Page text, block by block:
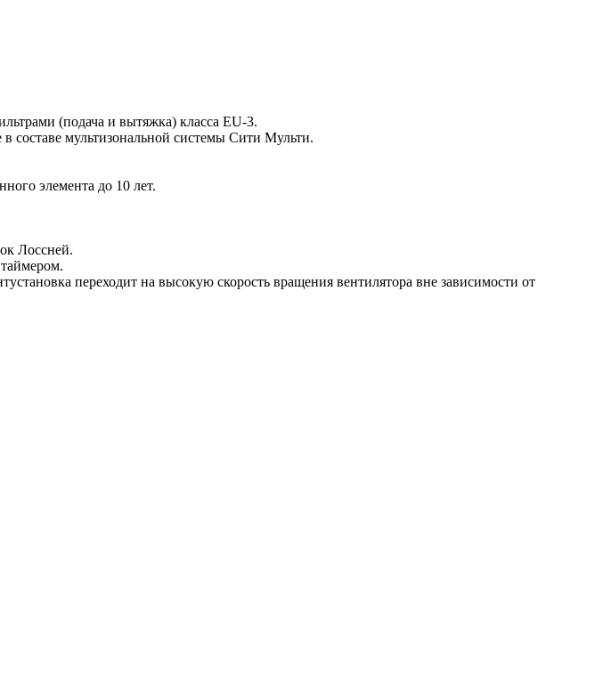
(подача и вытяжка) класса EU-3.
составе мультизональной системы Сити Мульти.
элемента до 10 лет.
Лоссней.
переходит на высокую скорость вращения вентилятора вне зависимости от